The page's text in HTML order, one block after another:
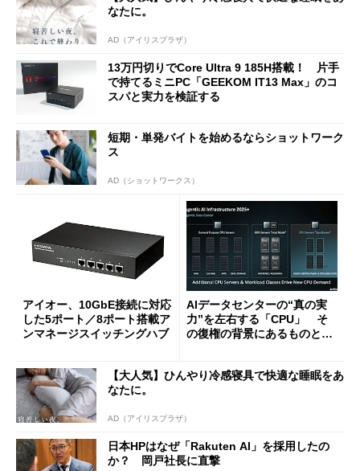
なたに。
AD（アイリスプラザ）
13万円切りでCore Ultra 9 185H搭載！ 片手
で持てるミニPC「GEEKOM IT13 Max」のコ
スパと実力を検証する
短期・単発バイトを始めるならショットワーク
ス
AD（ショットワークス）
アイオー、10GbE接続に対応
した5ポート／8ポート搭載ア
ンマネージスイッチングハブ
AIデータセンターの“真の実
力”を左右する「CPU」 そ
の復権の背景にあるものと
【大人気】ひんやり冷感寝具で快適な睡眠をあ
なたに。
AD（アイリスプラザ）
日本HPはなぜ「Rakuten AI」を採用したの
か？ 岡戸社長に直撃